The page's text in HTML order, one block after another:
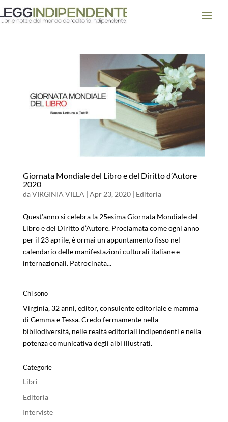
Giornata Mondiale del Libro e del Diritto d’Autore
2020
daVIRGINIA VILLA | Apr 23, 2020| Editoria
Quest’anno si celebra la 25esima Giornata Mondiale del
Libro e del Diritto d’Autore. Proclamata come ogni anno
per il 23 aprile, è ormai un appuntamento fisso nel
calendario delle manifestazioni culturali italiane e
internazionali. Patrocinata...
Chi sono
Virginia, 32 anni, editor, consulente editoriale e mamma
di Gemma e Tessa. Credo fermamente nella
bibliodiversità, nelle realtà editoriali indipendenti e nella
potenza comunicativa degli albi illustrati.
Categorie
Libri
Editoria
Interviste